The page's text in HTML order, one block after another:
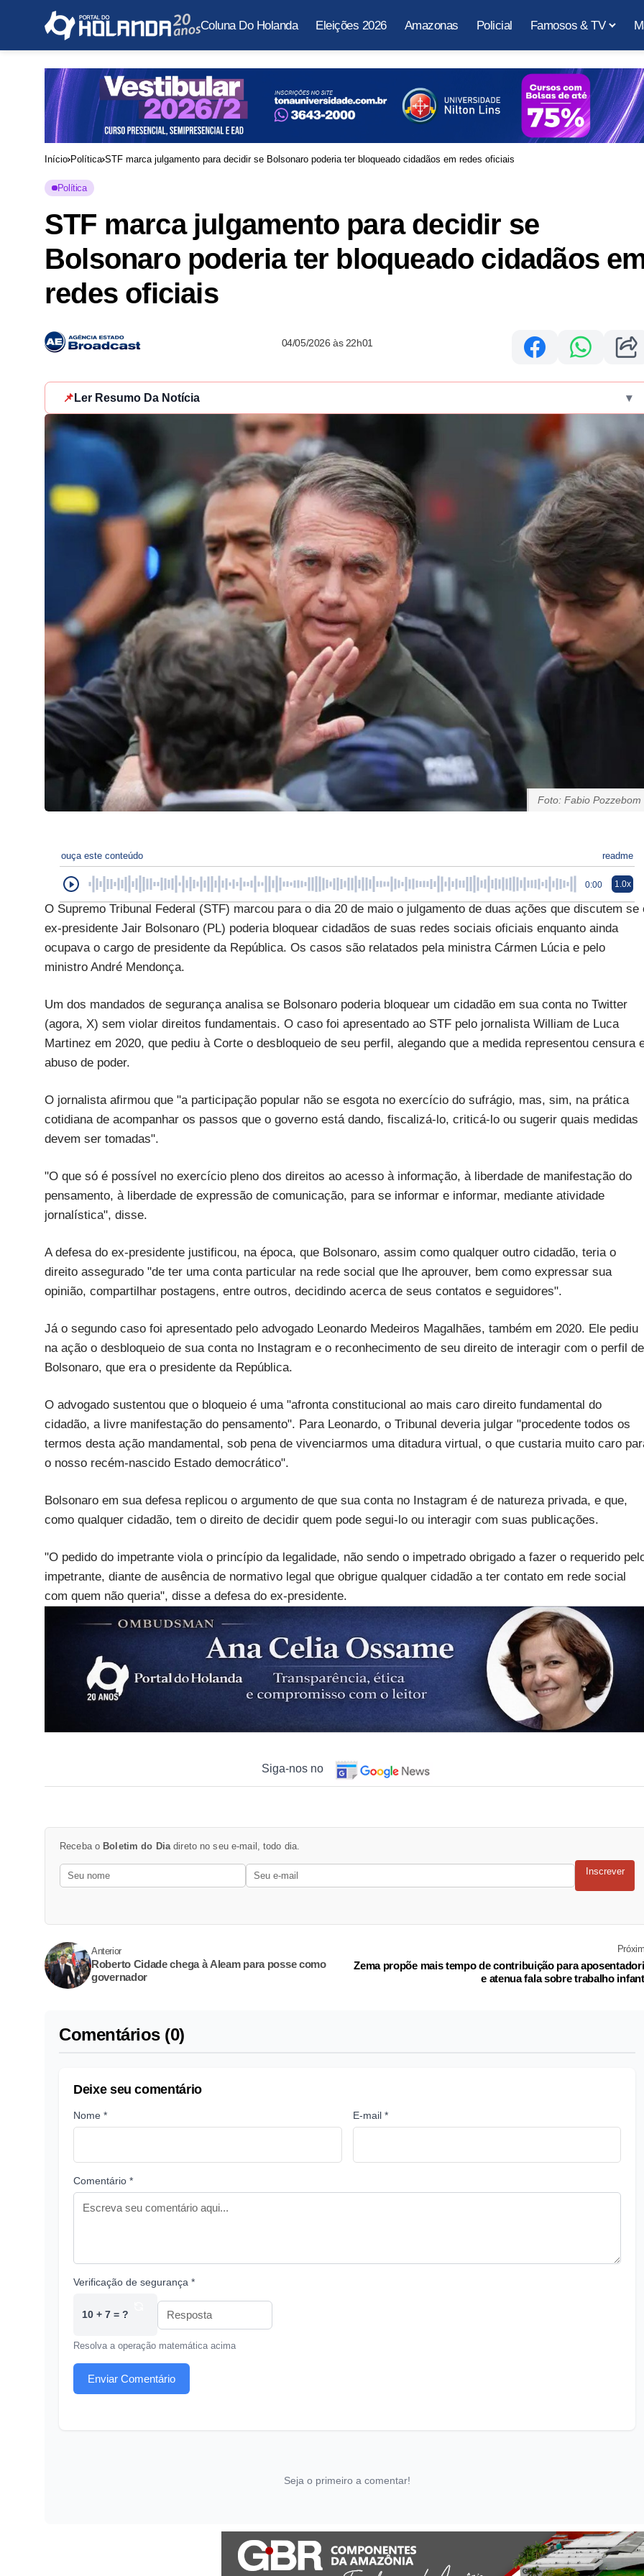
Coluna Do Holanda Eleições 2026 Amazonas Policial Famosos & TV
Início Política STF marca julgamento para decidir se Bolsonaro poderia ter bloqueado cidadãos em redes oficiais
Política
STF marca julgamento para decidir se
Bolsonaro poderia ter bloqueado cidadãos
redes oficiais
04/05/2026 às 22h01
📌 Ler Resumo Da Notícia ▾
Foto: Fabio Pozzebom
ouça este conteúdo readme
0:00 1.0x
O Supremo Tribunal Federal (STF) marcou para o dia 20 de maio o julgamento de duas ações que discutem se
ex-presidente Jair Bolsonaro (PL) poderia bloquear cidadãos de suas redes sociais oficiais enquanto ainda
ocupava o cargo de presidente da República. Os casos são relatados pela ministra Cármen Lúcia e pelo
ministro André Mendonça.
Um dos mandados de segurança analisa se Bolsonaro poderia bloquear um cidadão em sua conta no Twitter
(agora, X) sem violar direitos fundamentais. O caso foi apresentado ao STF pelo jornalista William de Luca
Martinez em 2020, que pediu à Corte o desbloqueio de seu perfil, alegando que a medida representou censura
abuso de poder.
O jornalista afirmou que "a participação popular não se esgota no exercício do sufrágio, mas, sim, na prática
cotidiana de acompanhar os passos que o governo está dando, fiscalizá-lo, criticá-lo ou sugerir quais medidas
devem ser tomadas".
"O que só é possível no exercício pleno dos direitos ao acesso à informação, à liberdade de manifestação do
pensamento, à liberdade de expressão de comunicação, para se informar e informar, mediante atividade
jornalística", disse.
A defesa do ex-presidente justificou, na época, que Bolsonaro, assim como qualquer outro cidadão, teria o
direito assegurado "de ter uma conta particular na rede social que lhe aprouver, bem como expressar sua
opinião, compartilhar postagens, entre outros, decidindo acerca de seus contatos e seguidores".
Já o segundo caso foi apresentado pelo advogado Leonardo Medeiros Magalhães, também em 2020. Ele pediu
na ação o desbloqueio de sua conta no Instagram e o reconhecimento de seu direito de interagir com o perfil de
Bolsonaro, que era o presidente da República.
O advogado sustentou que o bloqueio é uma "afronta constitucional ao mais caro direito fundamental do
cidadão, a livre manifestação do pensamento". Para Leonardo, o Tribunal deveria julgar "procedente todos os
termos desta ação mandamental, sob pena de vivenciarmos uma ditadura virtual, o que custaria muito caro
o nosso recém-nascido Estado democrático".
Bolsonaro em sua defesa replicou o argumento de que sua conta no Instagram é de natureza privada, e que,
como qualquer cidadão, tem o direito de decidir quem pode segui-lo ou interagir com suas publicações.
"O pedido do impetrante viola o princípio da legalidade, não sendo o impetrado obrigado a fazer o requerido
impetrante, diante de ausência de normativo legal que obrigue qualquer cidadão a ter contato em rede social
com quem não queria", disse a defesa do ex-presidente.
Siga-nos no
Receba o Boletim do Diadireto no seu e-mail, todo dia.
Inscrever
Anterior
Roberto Cidade chega à Aleam para posse como
governador
Zema propõe mais tempo de contribuição para
e atenua fala sobre trabalho
Comentários (0)
Deixe seu comentário
Nome * E-mail *
Comentário *
Verificação de segurança *
10 + 7 = ?
Resolva a operação matemática acima
Enviar Comentário
Seja o primeiro a comentar!